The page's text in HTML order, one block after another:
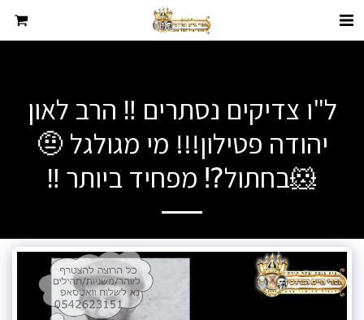
ל"ו צדיקים נסתרים ‼️ הרב לאון
יהודה פטילון!!! מי מגולגל 🤨
🐹בחתול⁉️ מפחיד ביותר ‼️